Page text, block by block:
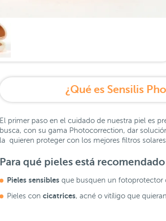
¿Qué es Sensilis
El primer paso en el cuidado de nuestra piel es
busca, con su gama Photocorrection, dar
la quieren proteger con los mejores filtros solares.
Para qué pieles está
Pieles sensibles que busquen un fotoprotector
Pieles con cicatrices, acné o vitíligo que